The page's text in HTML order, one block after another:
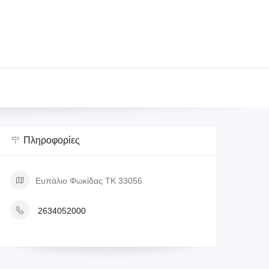
Πληροφορίες
Ευπάλιο Φωκίδας ΤΚ 33056
2634052000